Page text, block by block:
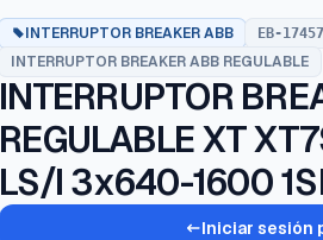
INTERRUPTOR BREAKER ABB EB-17457
INTERRUPTOR BREAKER ABB REGULABLE
INTERRUPTOR
REGULABLE XT
LS/I 3x640-1600
Iniciar sesión